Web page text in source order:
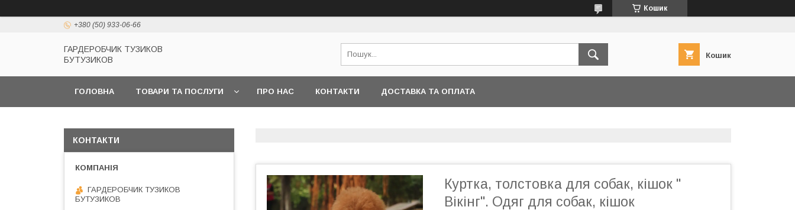
Кошик
+380 (50) 933-06-66
ГАРДЕРОБЧИК ТУЗИКОВ
БУТУЗИКОВ
Кошик
ГОЛОВНА ТОВАРИ ТА ПОСЛУГИ ПРО НАС КОНТАКТИ ДОСТАВКА ТА ОПЛАТА
Куртка, толстовка для собак, кішок "
Вікінг". Одяг для собак, кішок
КОНТАКТИ
ГАРДЕРОБЧИК ТУЗИКОВ
БУТУЗИКОВ